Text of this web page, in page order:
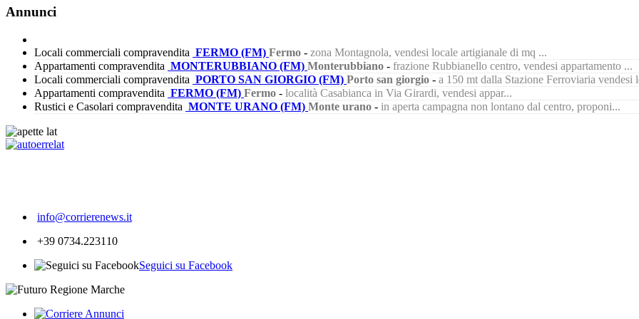
Annunci
Locali commerciali compravendita FERMO (FM) Fermo - zona Montagnola, vendesi locale artigianale di mq ...
Appartamenti compravendita MONTERUBBIANO (FM) Monterubbiano - frazione Rubbianello centro, vendesi appartamento ...
Locali commerciali compravendita PORTO SAN GIORGIO (FM) Porto san giorgio - a 150 mt dalla Stazione Ferroviaria vendesi
Appartamenti compravendita FERMO (FM) Fermo - località Casabianca in Via Girardi, vendesi appar...
Rustici e Casolari compravendita MONTE URANO (FM) Monte urano - in aperta campagna non lontano dal centro, proponi...
info@corrierenews.it
+39 0734.223110
Seguici su Facebook